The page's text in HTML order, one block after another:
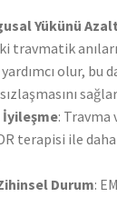
Yükünü
travmatik
olur, bu
İyileşme: Travma
terapisi ile
Durum: